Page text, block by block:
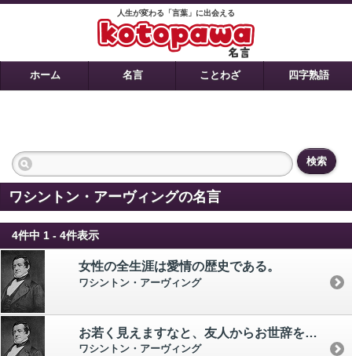
人生が変わる「言葉」に出会える
ホーム 名言 ことわざ 四字熟語
検索
ワシントン・アーヴィングの名言
4件中 1 - 4件表示
女性の全生涯は愛情の歴史である。
ワシントン・アーヴィング
お若く見えますなと、友人からお世辞を言われたときにはいつでも、だんだん老けてきたなと思われているのだと確信するがいい。
ワシントン・アーヴィング